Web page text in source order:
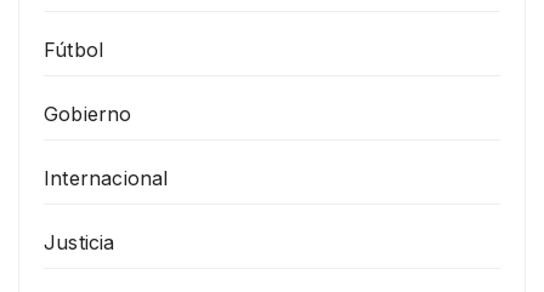
Fútbol
Gobierno
Internacional
Justicia